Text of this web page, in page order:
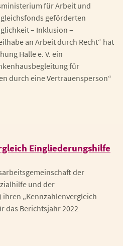
für Arbeit und
geförderten
– Inklusion –
an Arbeit durch Recht“ hat
Halle e. V. ein
für
durch eine Vertrauensperson“
Eingliederungshilfe
der
und der
ihren „Kennzahlenvergleich
das Berichtsjahr 2022